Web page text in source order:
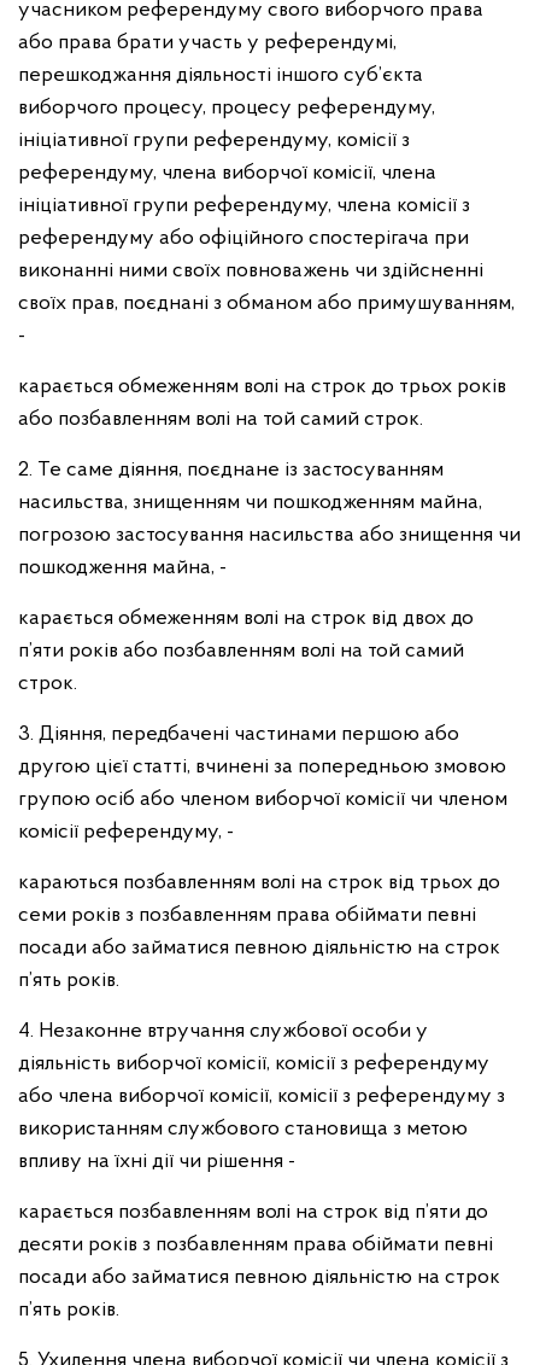
учасником референдуму свого виборчого права
або права брати участь у референдумі,
перешкоджання діяльності іншого суб’єкта
виборчого процесу, процесу референдуму,
ініціативної групи референдуму, комісії з
референдуму, члена виборчої комісії, члена
ініціативної групи референдуму, члена комісії з
референдуму або офіційного спостерігача при
виконанні ними своїх повноважень чи здійсненні
своїх прав, поєднані з обманом або примушуванням,
-
карається обмеженням волі на строк до трьох років
або позбавленням волі на той самий строк.
2. Те саме діяння, поєднане із застосуванням
насильства, знищенням чи пошкодженням майна,
погрозою застосування насильства або знищення чи
пошкодження майна, -
карається обмеженням волі на строк від двох до
п’яти років або позбавленням волі на той самий
строк.
3. Діяння, передбачені частинами першою або
другою цієї статті, вчинені за попередньою змовою
групою осіб або членом виборчої комісії чи членом
комісії референдуму, -
караються позбавленням волі на строк від трьох до
семи років з позбавленням права обіймати певні
посади або займатися певною діяльністю на строк
п’ять років.
4. Незаконне втручання службової особи у
діяльність виборчої комісії, комісії з референдуму
або члена виборчої комісії, комісії з референдуму з
використанням службового становища з метою
впливу на їхні дії чи рішення -
карається позбавленням волі на строк від п’яти до
десяти років з позбавленням права обіймати певні
посади або займатися певною діяльністю на строк
п’ять років.
5. Ухилення члена виборчої комісії чи члена комісії з